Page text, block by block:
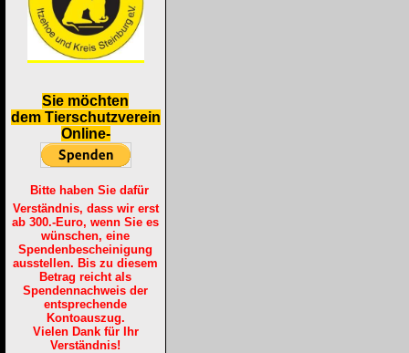
Sie möchten
dem Tierschutzverein
Online-
Bitte haben Sie dafür
Verständnis, dass wir erst
ab 300.-Euro, wenn Sie es
wünschen, eine
Spendenbescheinigung
ausstellen. Bis zu diesem
Betrag reicht als
Spendennachweis der
entsprechende
Kontoauszug.
Vielen Dank für Ihr
Verständnis!